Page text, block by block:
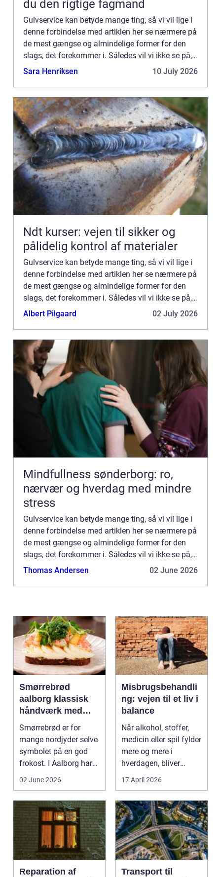
du den rigtige fagmand
Gulvservice kan betyde mange ting, så vi vil lige i
denne forbindelse med artiklen her se nærmere på
de mest gængse og almindelige former for den
slags, det forekommer i. Således vil vi ikke se på,
hvis man passer ...
Sara Henriksen 10 July 2026
Ndt kurser: vejen til sikker og
pålidelig kontrol af materialer
Gulvservice kan betyde mange ting, så vi vil lige i
denne forbindelse med artiklen her se nærmere på
de mest gængse og almindelige former for den
slags, det forekommer i. Således vil vi ikke se på,
hvis man passer ...
Albert Pilgaard 02 July 2026
Mindfullness sønderborg: ro,
nærvær og hverdag med mindre
stress
Gulvservice kan betyde mange ting, så vi vil lige i
denne forbindelse med artiklen her se nærmere på
de mest gængse og almindelige former for den
slags, det forekommer i. Således vil vi ikke se på,
hvis man passer ...
Thomas Andersen 02 June 2026
Smørrebrød
aalborg klassisk
håndværk med
moderne twist
Smørrebrød er for
mange nordjyder selve
symbolet på en god
frokost. I Aalborg har
den klassiske spis...
02 June 2026
Misbrugsbehandli
ng: vejen til et liv i
balance
Når alkohol, stoffer,
medicin eller spil fylder
mere og mere i
hverdagen, bliver
grænsen...
17 April 2026
Reparation af
Transport til